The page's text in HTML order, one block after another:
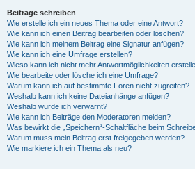
Beiträge schreiben
Wie erstelle ich ein neues Thema oder eine Antwort?
Wie kann ich einen Beitrag bearbeiten oder löschen?
Wie kann ich meinem Beitrag eine Signatur anfügen?
Wie kann ich eine Umfrage erstellen?
Wieso kann ich nicht mehr Antwortmöglichkeiten
Wie bearbeite oder lösche ich eine Umfrage?
Warum kann ich auf bestimmte Foren nicht zugreifen?
Weshalb kann ich keine Dateianhänge anfügen?
Weshalb wurde ich verwarnt?
Wie kann ich Beiträge den Moderatoren melden?
Was bewirkt die „Speichern“-Schaltfläche beim
Warum muss mein Beitrag erst freigegeben werden?
Wie markiere ich ein Thema als neu?